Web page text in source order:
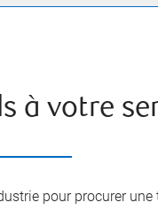
à votre
pour procurer